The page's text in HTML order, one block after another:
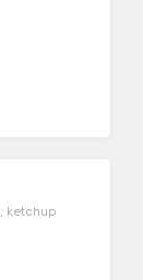
ketchup